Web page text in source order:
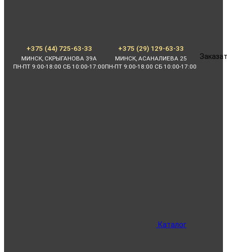
+375 (44) 725-63-33
МИНСК, СКРЫГАНОВА 39А
ПН-ПТ 9:00-18:00 СБ 10:00-17:00
+375 (29) 129-63-33
МИНСК, АСАНАЛИЕВА 25
ПН-ПТ 9:00-18:00 СБ 10:00-17:00
Каталог